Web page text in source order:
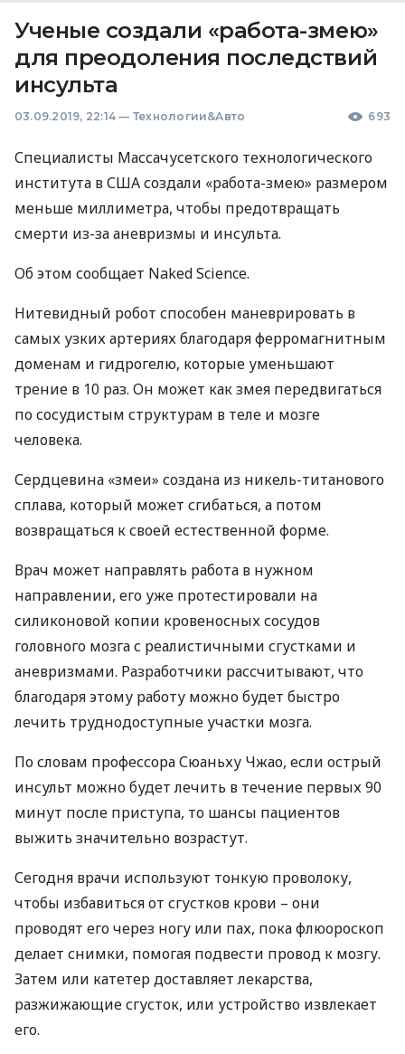
Ученые создали «работа-змею»
для преодоления последствий
инсульта
03.09.2019, 22:14 — Технологии&Авто 693
Специалисты Массачусетского технологического
института вСШАсоздали «работа-змею» размером
меньше миллиметра, чтобы предотвращать
смерти из-за аневризмы и инсульта.
Об этом сообщает Naked Science.
Нитевидный робот способен маневрировать в
самых узких артериях благодаря ферромагнитным
доменам и гидрогелю, которые уменьшают
трение в 10 раз. Он может как змея передвигаться
по сосудистым структурам в теле и мозге
человека.
Сердцевина «змеи» создана из никель-титанового
сплава, который может сгибаться, а потом
возвращаться к своей естественной форме.
Врач может направлять работа в нужном
направлении, его уже протестировали на
силиконовой копии кровеносных сосудов
головного мозга с реалистичными сгустками и
аневризмами. Разработчики рассчитывают, что
благодаря этому работу можно будет быстро
лечить труднодоступные участки мозга.
По словам профессора Сюаньху Чжао, если острый
инсульт можно будет лечить в течение первых 90
минут после приступа, то шансы пациентов
выжить значительно возрастут.
Сегодня врачи используют тонкую проволоку,
чтобы избавиться от сгустков крови – они
проводят его через ногу или пах, пока флюороскоп
делает снимки, помогая подвести провод к мозгу.
Затем или катетер доставляет лекарства,
разжижающие сгусток, или устройство извлекает
его.